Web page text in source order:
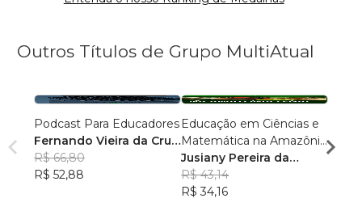
Outros Títulos de Grupo MultiAtual
Podcast Para Educadores
Fernando Vieira da Cruz
(Fernandinho Cruz)
R$ 66,80
R$ 52,88
Educação em Ciências e
Matemática na Amazônia
Legal: Pesquisas e
Práticas Pedagógicas
Jusiany Pereira da
Cunha dos Santos
R$ 43,14
R$ 34,16
Érica